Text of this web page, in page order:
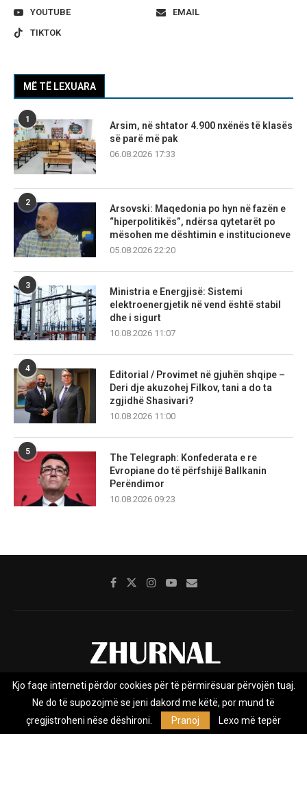
YOUTUBE
EMAIL
TIKTOK
MË TË LEXUARA
1
Arsim, në shtator 4.900 nxënës të klasës
së parë më pak
06.08.2026 17:33
2
Arsovski: Maqedonia po hyn në fazën e
“hiperpolitikës”, ndërsa qytetarët po
mësohen me dështimin e institucioneve
05.08.2026 22:20
3
Ministria e Energjisë: Sistemi
elektroenergjetik në vend është stabil
dhe i sigurt
10.08.2026 11:07
4
Editorial / Provimet në gjuhën shqipe –
Deri dje akuzohej Filkov, tani a do ta
zgjidhë Shasivari?
10.08.2026 11:00
5
The Telegraph: Konfederata e re
Evropiane do të përfshijë Ballkanin
Perëndimor
10.08.2026 09:23
Rreth nesh Impresumi Marketing
Kontakt
Privacy Policy
Zhurnal.mk është Agjenci e Lajmeve e pavarur, e themeluar në vitin
Kjo faqe interneti përdor cookies për të përmirësuar përvojën tuaj.
Ne do të supozojmë se jeni dakord me këtë, por mund të
çregjistroheni nëse dëshironi.
Pranoj Lexo më tepër